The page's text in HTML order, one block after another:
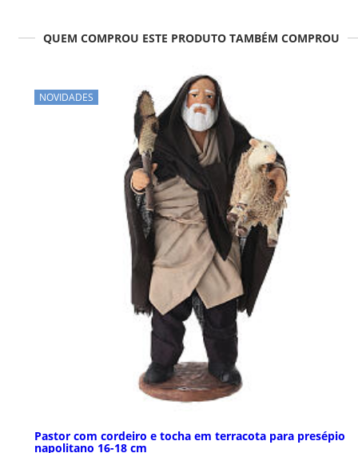
QUEM COMPROU ESTE PRODUTO TAMBÉM COMPROU
NOVIDADES
Pastor com cordeiro e tocha em terracota para presépio
napolitano 16-18 cm